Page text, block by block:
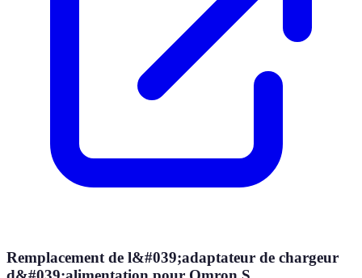
Remplacement de l&#039;adaptateur de chargeur